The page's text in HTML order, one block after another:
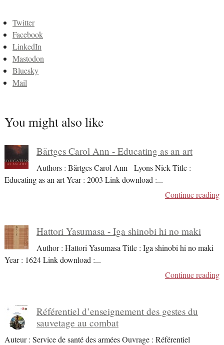
Twitter
Facebook
LinkedIn
Mastodon
Bluesky
Mail
You might also like
Bärtges Carol Ann - Educating as an art
Authors : Bärtges Carol Ann - Lyons Nick Title :
Educating as an art Year : 2003 Link download :...
Continue reading
Hattori Yasumasa - Iga shinobi hi no maki
Author : Hattori Yasumasa Title : Iga shinobi hi no maki
Year : 1624 Link download :...
Continue reading
Référentiel d’enseignement des gestes du
sauvetage au combat
Auteur : Service de santé des armées Ouvrage : Référentiel